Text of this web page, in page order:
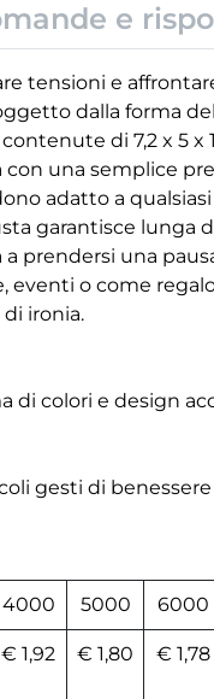
e
tensioni e
dalla forma
di 7,2 x 5 x
una semplice
adatto a
garantisce lunga
prendersi una
eventi o come
ironia.
di colori e design
gesti di
4000 5000 6000
€ 1,92 € 1,80 € 1,78